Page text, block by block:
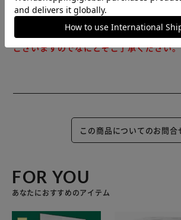
（ご注意）
数量限定商品はご注文が完了しても完売
ます。ご注文をいただいた後にお断りさ
ございますのでなにとぞご了承ください。
この商品についてのお問合
FOR YOU
あなたにおすすめのアイテム